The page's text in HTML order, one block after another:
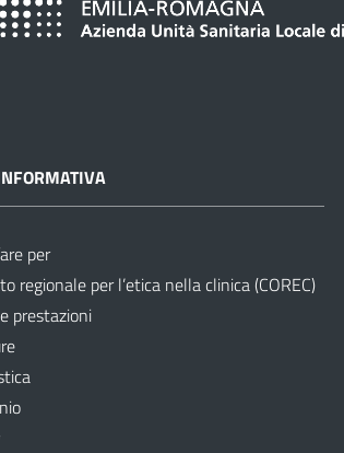
per
regionale per l’etica nella clinica (COREC)
prestazioni